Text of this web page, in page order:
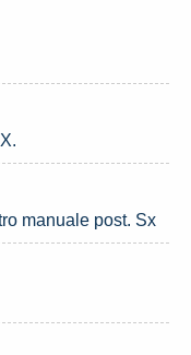
manuale post. Sx